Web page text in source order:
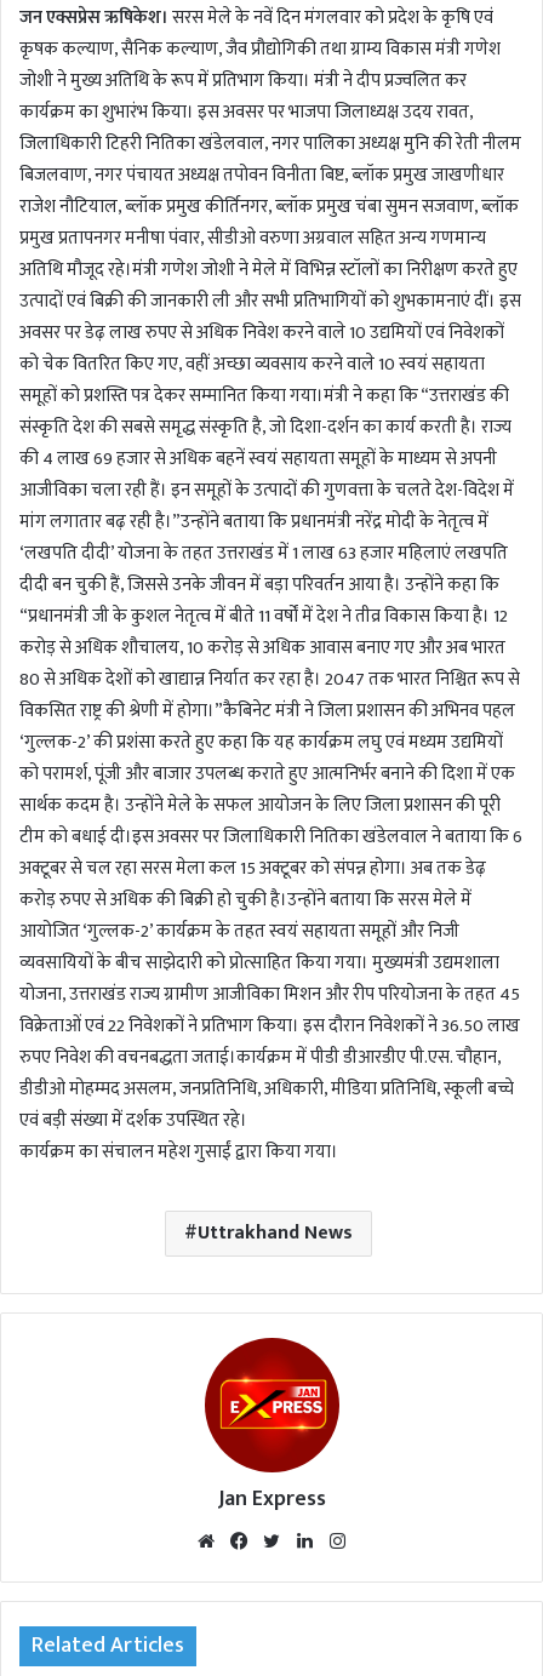
जन एक्सप्रेस ऋषिकेश। सरस मेले के नवें दिन मंगलवार को प्रदेश के कृषि एवं
कृषक कल्याण, सैनिक कल्याण, जैव प्रौद्योगिकी तथा ग्राम्य विकास मंत्री गणेश
जोशी ने मुख्य अतिथि के रूप में प्रतिभाग किया। मंत्री ने दीप प्रज्वलित कर
कार्यक्रम का शुभारंभ किया। इस अवसर पर भाजपा जिलाध्यक्ष उदय रावत,
जिलाधिकारी टिहरी नितिका खंडेलवाल, नगर पालिका अध्यक्ष मुनि की रेती नीलम
बिजलवाण, नगर पंचायत अध्यक्ष तपोवन विनीता बिष्ट, ब्लॉक प्रमुख जाखणीधार
राजेश नौटियाल, ब्लॉक प्रमुख कीर्तिनगर, ब्लॉक प्रमुख चंबा सुमन सजवाण, ब्लॉक
प्रमुख प्रतापनगर मनीषा पंवार, सीडीओ वरुणा अग्रवाल सहित अन्य गणमान्य
अतिथि मौजूद रहे।मंत्री गणेश जोशी ने मेले में विभिन्न स्टॉलों का निरीक्षण करते हुए
उत्पादों एवं बिक्री की जानकारी ली और सभी प्रतिभागियों को शुभकामनाएं दीं। इस
अवसर पर डेढ़ लाख रुपए से अधिक निवेश करने वाले 10 उद्यमियों एवं निवेशकों
को चेक वितरित किए गए, वहीं अच्छा व्यवसाय करने वाले 10 स्वयं सहायता
समूहों को प्रशस्ति पत्र देकर सम्मानित किया गया।मंत्री ने कहा कि “उत्तराखंड की
संस्कृति देश की सबसे समृद्ध संस्कृति है, जो दिशा-दर्शन का कार्य करती है। राज्य
की 4 लाख 69 हजार से अधिक बहनें स्वयं सहायता समूहों के माध्यम से अपनी
आजीविका चला रही हैं। इन समूहों के उत्पादों की गुणवत्ता के चलते देश-विदेश में
मांग लगातार बढ़ रही है।”उन्होंने बताया कि प्रधानमंत्री नरेंद्र मोदी के नेतृत्व में
‘लखपति दीदी’ योजना के तहत उत्तराखंड में 1 लाख 63 हजार महिलाएं लखपति
दीदी बन चुकी हैं, जिससे उनके जीवन में बड़ा परिवर्तन आया है। उन्होंने कहा कि
“प्रधानमंत्री जी के कुशल नेतृत्व में बीते 11 वर्षों में देश ने तीव्र विकास किया है। 12
करोड़ से अधिक शौचालय, 10 करोड़ से अधिक आवास बनाए गए और अब भारत
80 से अधिक देशों को खाद्यान्न निर्यात कर रहा है। 2047 तक भारत निश्चित रूप से
विकसित राष्ट्र की श्रेणी में होगा।”कैबिनेट मंत्री ने जिला प्रशासन की अभिनव पहल
‘गुल्लक-2’ की प्रशंसा करते हुए कहा कि यह कार्यक्रम लघु एवं मध्यम उद्यमियों
को परामर्श, पूंजी और बाजार उपलब्ध कराते हुए आत्मनिर्भर बनाने की दिशा में एक
सार्थक कदम है। उन्होंने मेले के सफल आयोजन के लिए जिला प्रशासन की पूरी
टीम को बधाई दी।इस अवसर पर जिलाधिकारी नितिका खंडेलवाल ने बताया कि 6
अक्टूबर से चल रहा सरस मेला कल 15 अक्टूबर को संपन्न होगा। अब तक डेढ़
करोड़ रुपए से अधिक की बिक्री हो चुकी है।उन्होंने बताया कि सरस मेले में
आयोजित ‘गुल्लक-2’ कार्यक्रम के तहत स्वयं सहायता समूहों और निजी
व्यवसायियों के बीच साझेदारी को प्रोत्साहित किया गया। मुख्यमंत्री उद्यमशाला
योजना, उत्तराखंड राज्य ग्रामीण आजीविका मिशन और रीप परियोजना के तहत 45
विक्रेताओं एवं 22 निवेशकों ने प्रतिभाग किया। इस दौरान निवेशकों ने 36.50 लाख
रुपए निवेश की वचनबद्धता जताई।कार्यक्रम में पीडी डीआरडीए पी.एस. चौहान,
डीडीओ मोहम्मद असलम, जनप्रतिनिधि, अधिकारी, मीडिया प्रतिनिधि, स्कूली बच्चे
एवं बड़ी संख्या में दर्शक उपस्थित रहे।
कार्यक्रम का संचालन महेश गुसाईं द्वारा किया गया।
Uttrakhand News
Jan Express
We
te
Fac
oo
Twi
r
Lin
In am
Related Articles